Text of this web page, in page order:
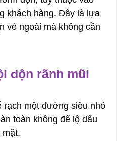
khách hàng. Đây là lựa
vẻ ngoài mà không cần
độn rãnh mũi
rạch một đường siêu nhỏ
toàn không để lộ dấu
mặt.